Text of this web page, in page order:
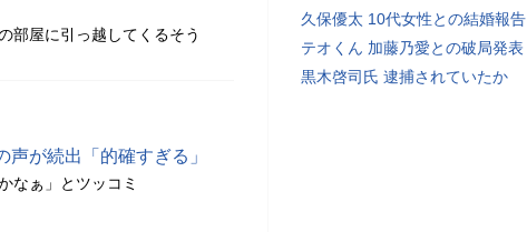
部屋に引っ越してくるそう
が続出「的確すぎる」
なぁ」とツッコミ
久保優太 10代女性との結婚報告
テオくん 加藤乃愛との破局発表
黒木啓司氏 逮捕されていたか